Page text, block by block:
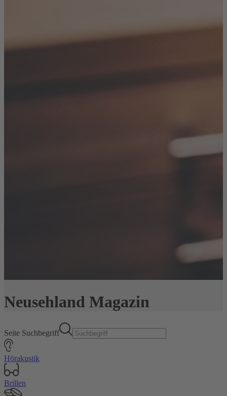
Neusehland Magazin
Seite Suchbegriff
Hörakustik
Brillen